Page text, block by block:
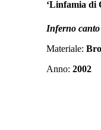
‘Linfamia di
Inferno
Materiale:
Anno: 2002